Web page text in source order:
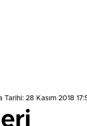
Tarihi: 28 Kasım 2018